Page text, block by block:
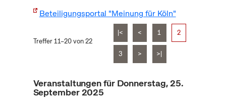
Beteiligungsportal "Meinung für Köln"
Treffer 11–20 von 22
|< < 1 2
3 > >|
Veranstaltungen für Donnerstag, 25.
September 2025